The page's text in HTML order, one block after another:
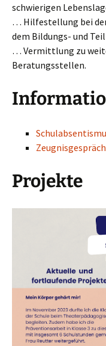
schwierigen
… Hilfestellung bei
dem Bildungs- und
… Vermittlung zu
Beratungsstellen.
Projekte